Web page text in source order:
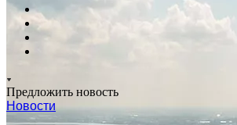
Предложить новость
Новости